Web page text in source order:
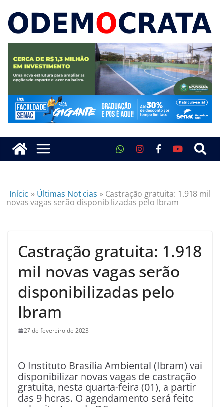
Início » Últimas Noticias » Castração gratuita: 1.918 mil
novas vagas serão disponibilizadas pelo Ibram
Castração gratuita: 1.918
mil novas vagas serão
disponibilizadas pelo
Ibram
27 de fevereiro de 2023
O Instituto Brasília Ambiental (Ibram) vai
disponibilizar novas vagas de castração
gratuita, nesta quarta-feira (01), a partir
das 9 horas. O agendamento será feito